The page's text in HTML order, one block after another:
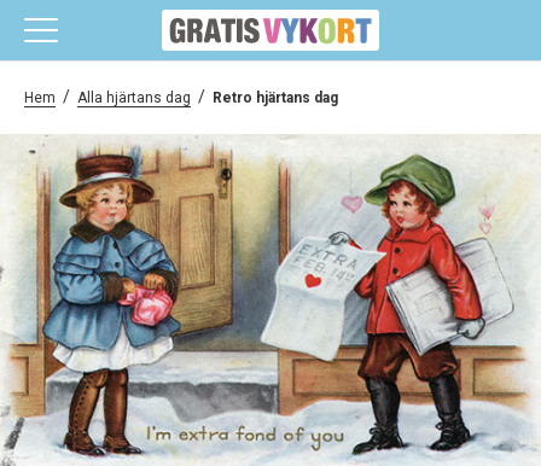
Hem / Alla hjärtans dag / Retro hjärtans dag